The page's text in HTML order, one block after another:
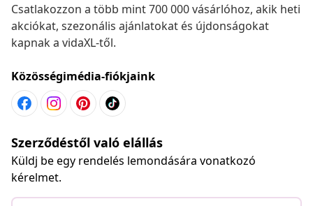
Csatlakozzon a több mint 700 000 vásárlóhoz, akik heti
akciókat, szezonális ajánlatokat és újdonságokat
kapnak a vidaXL-től.
Közösségimédia-fiókjaink
Szerződéstől való elállás
Küldj be egy rendelés lemondására vonatkozó
kérelmet.